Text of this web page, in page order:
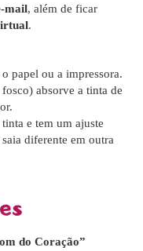
mail, além de ficar
.
papel ou a impressora.
absorve a tinta de
e tem um ajuste
diferente em outra
do Coração”